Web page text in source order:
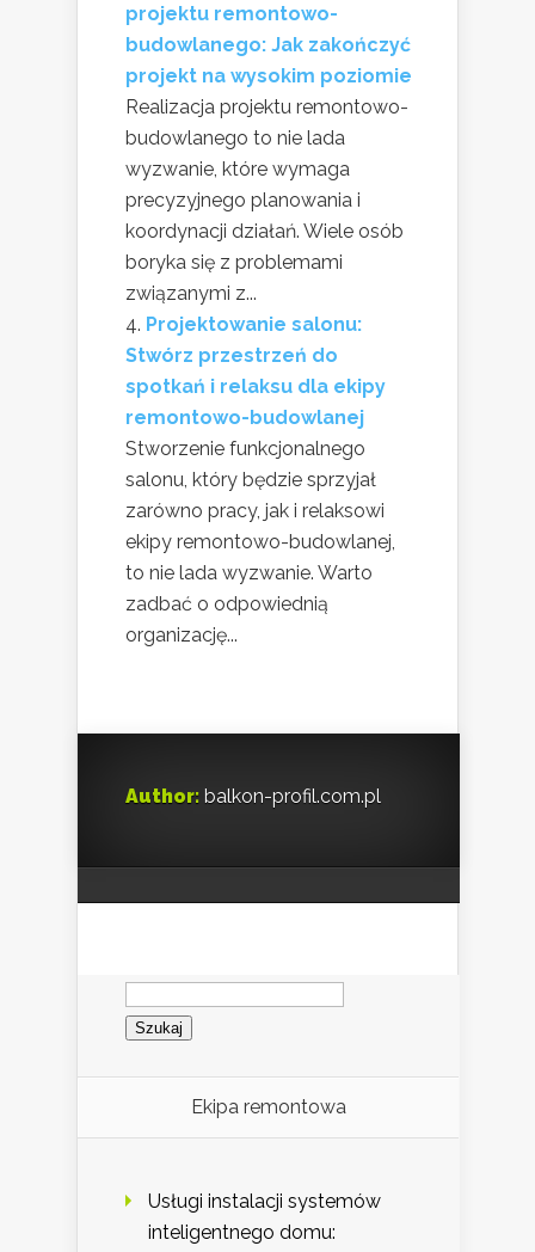
projektu remontowo-
budowlanego: Jak zakończyć
projekt na wysokim poziomie
Realizacja projektu remontowo-
budowlanego to nie lada
wyzwanie, które wymaga
precyzyjnego planowania i
koordynacji działań. Wiele osób
boryka się z problemami
związanymi z...
Projektowanie salonu:
Stwórz przestrzeń do
spotkań i relaksu dla ekipy
remontowo-budowlanej
Stworzenie funkcjonalnego
salonu, który będzie sprzyjał
zarówno pracy, jak i relaksowi
ekipy remontowo-budowlanej,
to nie lada wyzwanie. Warto
zadbać o odpowiednią
organizację...
Author: balkon-profil.com.pl
Szukaj:
Ekipa remontowa
Usługi instalacji systemów
inteligentnego domu: